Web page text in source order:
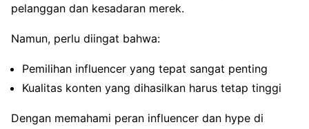
pelanggan dan kesadaran merek.
Namun, perlu diingat bahwa:
Pemilihan influencer yang tepat sangat penting
Kualitas konten yang dihasilkan harus tetap tinggi
Dengan memahami peran influencer dan hype di